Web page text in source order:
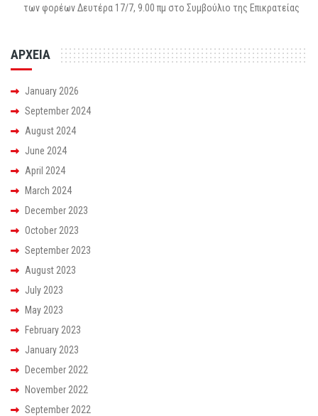
των φορέων Δευτέρα 17/7, 9.00 πμ στο Συμβούλιο της Επικρατείας
ΑΡΧΕΙΑ
January 2026
September 2024
August 2024
June 2024
April 2024
March 2024
December 2023
October 2023
September 2023
August 2023
July 2023
May 2023
February 2023
January 2023
December 2022
November 2022
September 2022